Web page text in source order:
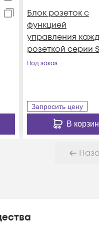
Блок розеток с
функцией
управления
розеткой серии
тип C выход
Под заказ
Запросить цену
В